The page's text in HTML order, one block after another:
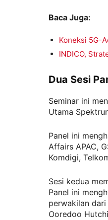
Baca Juga:
Koneksi 5G-
INDICO,
Dua Sesi
Seminar ini
Utama
Panel ini
Affairs APAC,
Komdigi,
Sesi kedua
Panel ini
perwakilan
Ooredoo